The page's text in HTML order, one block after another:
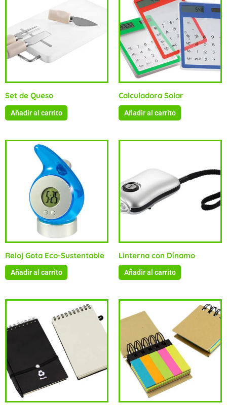
Set de Queso
Añadir al carrito
Calculadora Solar
Añadir al carrito
Reloj Gota Eco-Sustentable
Añadir al carrito
Linterna con Dínamo
Añadir al carrito